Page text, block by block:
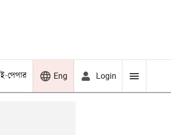
ই-পেপার Eng Login